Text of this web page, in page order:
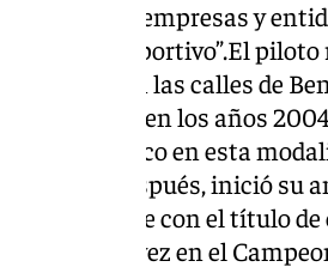
las personas, empresas y
proyecto deportivo”.El
de niño en las calles de
hacer trial y en los años
autonómico en esta
y, poco después, inició su
hacerse con el título
primera vez en el